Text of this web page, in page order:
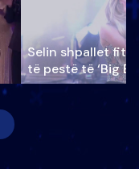
Selin shpallet
të pestë të ‘Big